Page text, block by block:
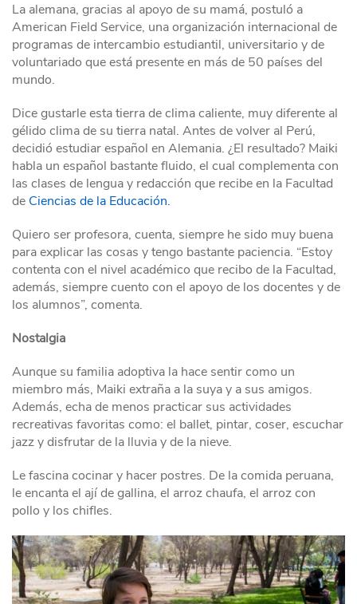
La alemana, gracias al apoyo de su mamá, postuló a
American Field Service, una organización internacional de
programas de intercambio estudiantil, universitario y de
voluntariado que está presente en más de 50 países del
mundo.
Dice gustarle esta tierra de clima caliente, muy diferente al
gélido clima de su tierra natal. Antes de volver al Perú,
decidió estudiar español en Alemania. ¿El resultado? Maiki
habla un español bastante fluido, el cual complementa con
las clases de lengua y redacción que recibe en la Facultad
de Ciencias de la Educación.
Quiero ser profesora, cuenta, siempre he sido muy buena
para explicar las cosas y tengo bastante paciencia. “Estoy
contenta con el nivel académico que recibo de la Facultad,
además, siempre cuento con el apoyo de los docentes y de
los alumnos”, comenta.
Nostalgia
Aunque su familia adoptiva la hace sentir como un
miembro más, Maiki extraña a la suya y a sus amigos.
Además, echa de menos practicar sus actividades
recreativas favoritas como: el ballet, pintar, coser, escuchar
jazz y disfrutar de la lluvia y de la nieve.
Le fascina cocinar y hacer postres. De la comida peruana,
le encanta el ají de gallina, el arroz chaufa, el arroz con
pollo y los chifles.